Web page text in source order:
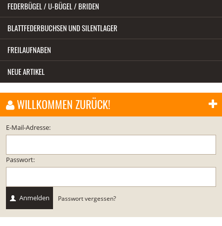
FEDERBÜGEL / U-BÜGEL / BRIDEN
BLATTFEDERBUCHSEN UND SILENTLAGER
FREILAUFNABEN
NEUE ARTIKEL
WILLKOMMEN ZURÜCK!
E-Mail-Adresse:
Passwort:
Anmelden Passwort vergessen?